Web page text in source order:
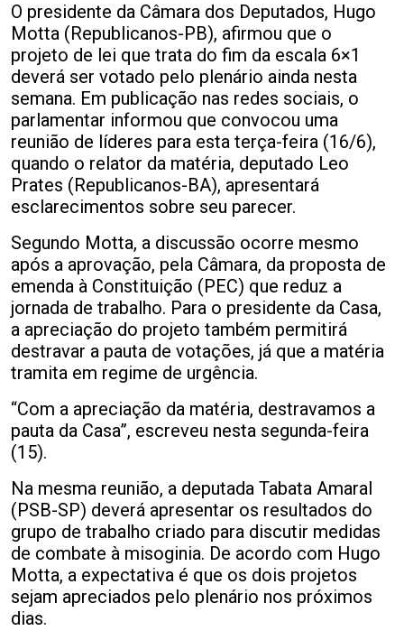
O presidente da Câmara dos Deputados, Hugo
Motta (Republicanos-PB), afirmou que o
projeto de lei que trata do fim da escala 6×1
deverá ser votado pelo plenário ainda nesta
semana. Em publicação nas redes sociais, o
parlamentar informou que convocou uma
reunião de líderes para esta terça-feira (16/6),
quando o relator da matéria, deputado Leo
Prates (Republicanos-BA), apresentará
esclarecimentos sobre seu parecer.
Segundo Motta, a discussão ocorre mesmo
após a aprovação, pela Câmara, da proposta de
emenda à Constituição (PEC) que reduz a
jornada de trabalho. Para o presidente da Casa,
a apreciação do projeto também permitirá
destravar a pauta de votações, já que a matéria
tramita em regime de urgência.
“Com a apreciação da matéria, destravamos a
pauta da Casa”, escreveu nesta segunda-feira
(15).
Na mesma reunião, a deputada Tabata Amaral
(PSB-SP) deverá apresentar os resultados do
grupo de trabalho criado para discutir medidas
de combate à misoginia. De acordo com Hugo
Motta, a expectativa é que os dois projetos
sejam apreciados pelo plenário nos próximos
dias.